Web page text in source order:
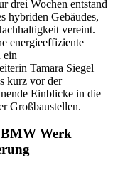
drei Wochen entstand
hybriden Gebäudes,
vereint.
energieeffiziente
ein
Tamara Siegel
kurz vor der
Einblicke in die
Großbaustellen.
BMW Werk